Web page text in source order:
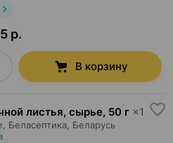
р.
В корзину
листья, сырье, 50 г ×1
Беласептика, Беларусь